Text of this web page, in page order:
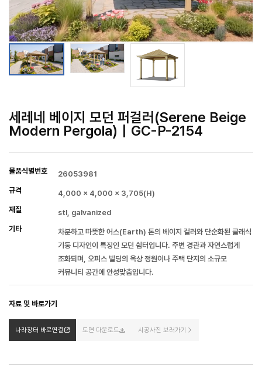
세레네 베이지 모던 퍼걸러(Serene Beige
Modern Pergola)｜GC-P-2154
물품식별번호
26053981
규격
4,000 x 4,000 x 3,705(H)
재질
stl, galvanized
기타
차분하고 따뜻한 어스(Earth) 톤의 베이지 컬러와 단순화된 클래식
기둥 디자인이 특징인 모던 쉼터입니다. 주변 경관과 자연스럽게
조화되며, 오피스 빌딩의 옥상 정원이나 주택 단지의 소규모
커뮤니티 공간에 안성맞춤입니다.
자료 및 바로가기
나라장터 바로연결 도면 다운로드 시공사진 보러가기